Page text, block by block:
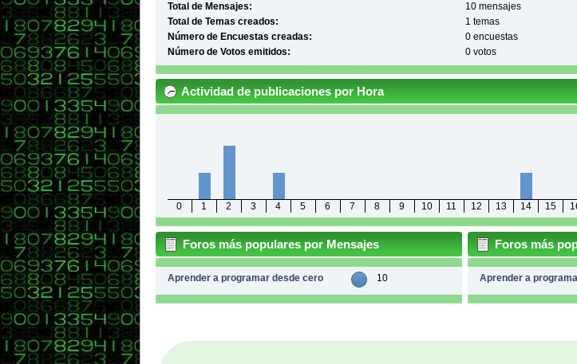
Total de Mensajes:
10 mensajes
Total de Temas creados:
1 temas
Número de Encuestas creadas:
0 encuestas
Número de Votos emitidos:
0 votos
Actividad de publicaciones por Hora
0 1 2 3 4 5 6 7 8 9 10 11 12 13 14 15
Foros más populares por Mensajes
Aprender a programar desde cero 10
Foros más
Aprender a